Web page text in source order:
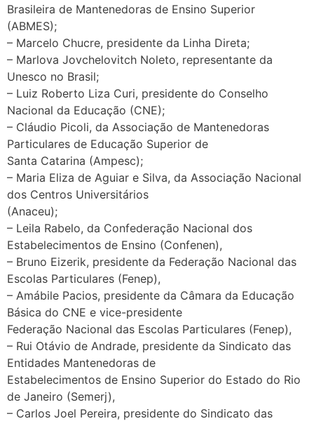
Brasileira de Mantenedoras de Ensino Superior
(ABMES);
– Marcelo Chucre, presidente da Linha Direta;
– Marlova Jovchelovitch Noleto, representante da
Unesco no Brasil;
– Luiz Roberto Liza Curi, presidente do Conselho
Nacional da Educação (CNE);
– Cláudio Picoli, da Associação de Mantenedoras
Particulares de Educação Superior de
Santa Catarina (Ampesc);
– Maria Eliza de Aguiar e Silva, da Associação Nacional
dos Centros Universitários
(Anaceu);
– Leila Rabelo, da Confederação Nacional dos
Estabelecimentos de Ensino (Confenen),
– Bruno Eizerik, presidente da Federação Nacional das
Escolas Particulares (Fenep),
– Amábile Pacios, presidente da Câmara da Educação
Básica do CNE e vice-presidente
Federação Nacional das Escolas Particulares (Fenep),
– Rui Otávio de Andrade, presidente da Sindicato das
Entidades Mantenedoras de
Estabelecimentos de Ensino Superior do Estado do Rio
de Janeiro (Semerj),
– Carlos Joel Pereira, presidente do Sindicato das